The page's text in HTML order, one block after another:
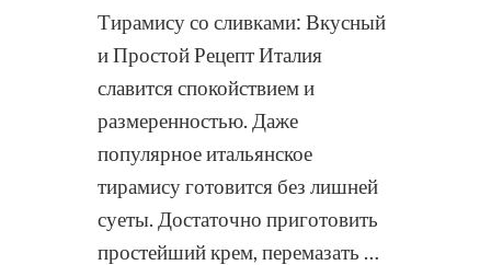
Тирамису со сливками: Вкусный
и Простой Рецепт Италия
славится спокойствием и
размеренностью. Даже
популярное итальянское
тирамису готовится без лишней
суеты. Достаточно приготовить
простейший крем, перемазать …